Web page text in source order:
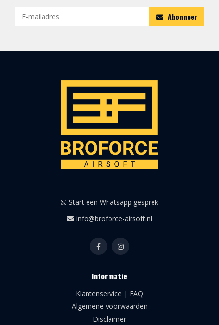
Abonneer
Start een Whatsapp gesprek
info@broforce-airsoft.nl
Informatie
Klantenservice | FAQ
Algemene voorwaarden
Disclaimer